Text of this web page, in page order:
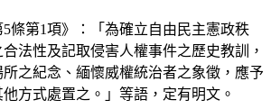
條第1項》：「為確立自由民主憲政秩
法性及記取侵害人權事件之歷史教訓，
之紀念、緬懷威權統治者之象徵，應予
方式處置之。」等語，定有明文。